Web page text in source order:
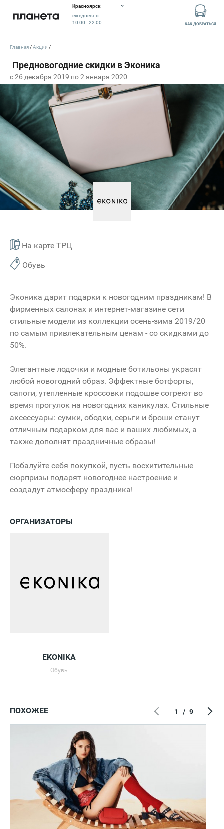
Красноярск
ежедневно
10:00 - 22:00
КАК ДОБРАТЬСЯ
c 26 декабря 2019 по 2 января 2020
На карте ТРЦ
Обувь
Главная Акции
Эконика дарит подарки к новогодним праздникам! В
фирменных салонах и интернет-магазине сети
стильные модели из коллекции осень-зима 2019/20
по самым привлекательным ценам - со скидками до
50%.
Элегантные лодочки и модные ботильоны украсят
любой новогодний образ. Эффектные ботфорты,
сапоги, утепленные кроссовки подошве согреют во
время прогулок на новогодних каникулах. Стильные
аксессуары: сумки, ободки, серьги и броши станут
отличным подарком для вас и ваших любимых, а
также дополнят праздничные образы!
Побалуйте себя покупкой, пусть восхитительные
сюрпризы подарят новогоднее настроение и
создадут атмосферу праздника!
ОРГАНИЗАТОРЫ
EKONIKA
Обувь
ПОХОЖЕЕ 1 / 9